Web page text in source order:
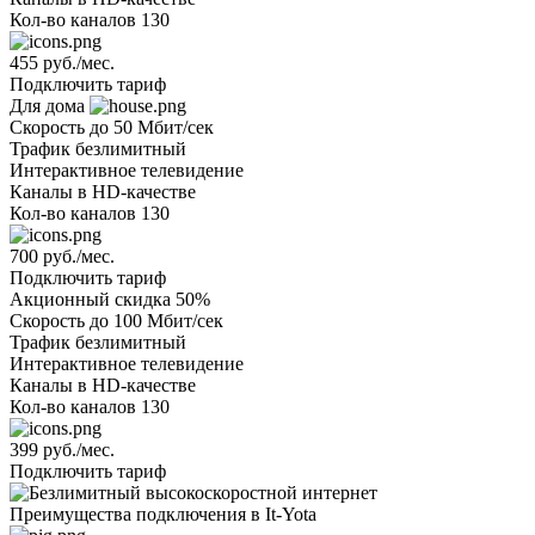
Кол-во каналов 130
455 руб./мес.
Подключить тариф
Для дома
Скорость до 50 Мбит/сек
Трафик безлимитный
Интерактивное телевидение
Каналы в HD-качестве
Кол-во каналов 130
700 руб./мес.
Подключить тариф
Акционный скидка 50%
Скорость до 100 Мбит/сек
Трафик безлимитный
Интерактивное телевидение
Каналы в HD-качестве
Кол-во каналов 130
399 руб./мес.
Подключить тариф
Преимущества подключения в It-Yota